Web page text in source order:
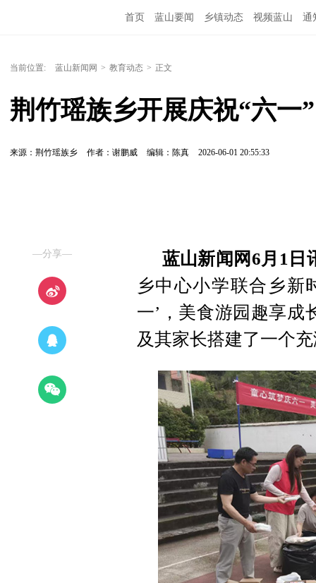
首页 蓝山要闻 乡镇动态 视频蓝山 通
当前位置: 蓝山新闻网 > 教育动态 > 正文
荆竹瑶族乡开展庆祝“六一
来源：荆竹瑶族乡 作者：谢鹏威 编辑：陈真 2026-06-01 20:55:33
—分享—
蓝山新闻网6月1日
乡中心小学联合乡新
一’，美食游园趣享成
及其家长搭建了一个